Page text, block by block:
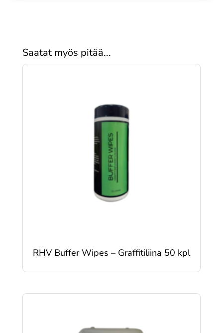
Saatat myös pitää...
RHV Buffer Wipes – Graffitiliina 50 kpl